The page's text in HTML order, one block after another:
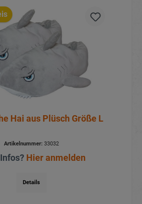
Hai aus Plüsch Größe L
Artikelnummer:33032
Hier anmelden
Details